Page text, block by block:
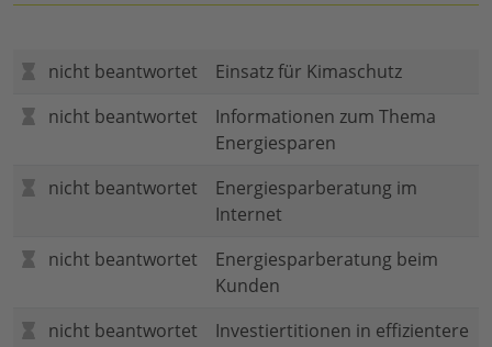
nicht beantwortet
Einsatz für Kimaschutz
nicht beantwortet
Informationen zum Thema
Energiesparen
nicht beantwortet
Energiesparberatung im
Internet
nicht beantwortet
Energiesparberatung beim
Kunden
nicht beantwortet
Investiertitionen in effizientere